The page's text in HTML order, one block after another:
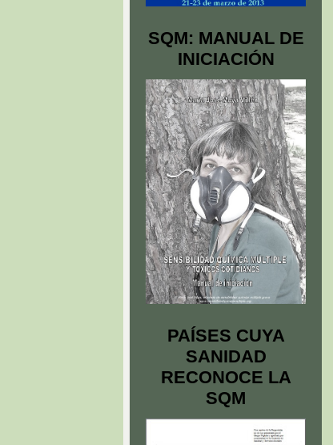
SQM: MANUAL DE
INICIACIÓN
PAÍSES CUYA
SANIDAD
RECONOCE LA
SQM